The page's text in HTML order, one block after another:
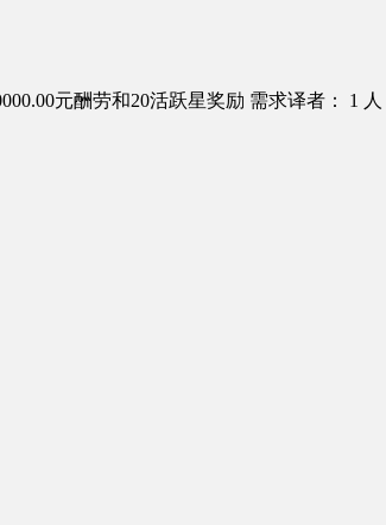
元酬劳和20活跃星奖励 需求译者： 1 人